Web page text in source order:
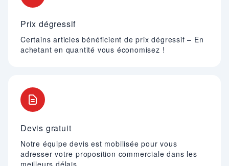
Prix dégressif
Certains articles bénéficient de prix dégressif – En
achetant en quantité vous économisez !
Devis gratuit
Notre équipe devis est mobilisée pour vous
adresser votre proposition commerciale dans les